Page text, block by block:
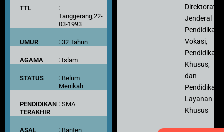
TTL
:
Tanggerang,22-
03-1993
UMUR : 32 Tahun
AGAMA : Islam
STATUS
: Belum
Menikah
PENDIDIKAN
TERAKHIR
: SMA
ASAL
: Banten
Direktorat
Jenderal
Pendidikan
Vokasi,
Pendidikan
Khusus,
dan
Pendidikan
Layanan
Khusus